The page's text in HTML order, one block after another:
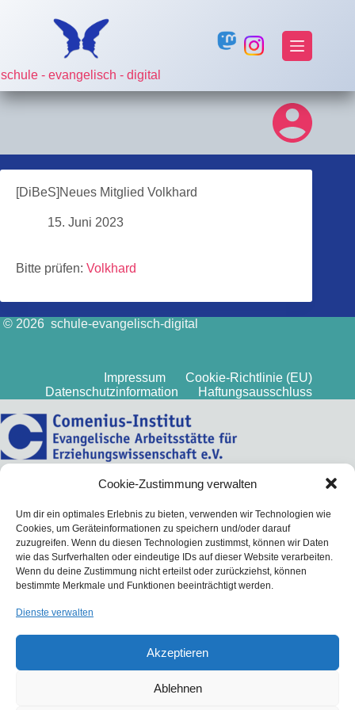
Cookie-Zustimmung verwalten
Um dir ein optimales Erlebnis zu bieten, verwenden wir Technologien wie
Cookies, um Geräteinformationen zu speichern und/oder darauf
zuzugreifen. Wenn du diesen Technologien zustimmst, können wir Daten
wie das Surfverhalten oder eindeutige IDs auf dieser Website verarbeiten.
Wenn du deine Zustimmung nicht erteilst oder zurückziehst, können
bestimmte Merkmale und Funktionen beeinträchtigt werden.
Dienste verwalten
Akzeptieren
Ablehnen
schule - evangelisch - digital
[DiBeS]Neues Mitglied Volkhard
15. Juni 2023
Bitte prüfen: Volkhard
© 2026 schule-evangelisch-digital
Impressum
Cookie-Richtlinie (EU)
Datenschutzinformation
Haftungsausschluss